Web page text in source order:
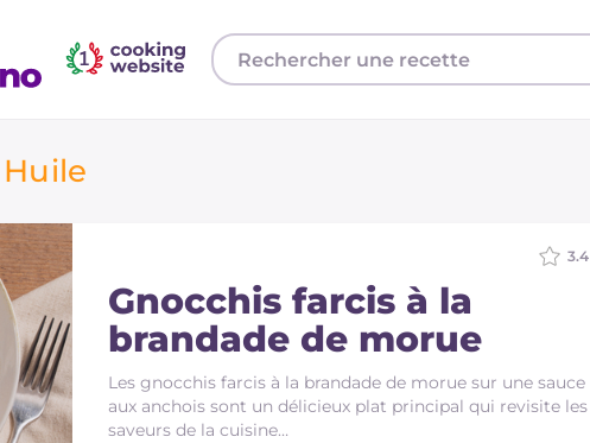
Huile
Gnocchis farcis à la
brandade de morue
Les gnocchis farcis à la brandade de morue sur une sauce
aux anchois sont un délicieux plat principal qui revisite les
saveurs de la cuisine…
3.4